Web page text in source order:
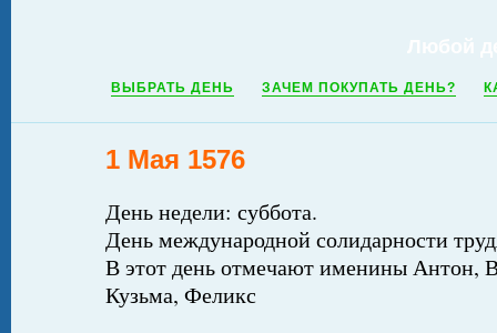
ВЫБРАТЬ ДЕНЬ ЗАЧЕМ ПОКУПАТЬ ДЕНЬ?
1 Мая 1576
День недели: суббота.
День международной солидарности
В этот день отмечают именины Антон,
Кузьма, Феликс